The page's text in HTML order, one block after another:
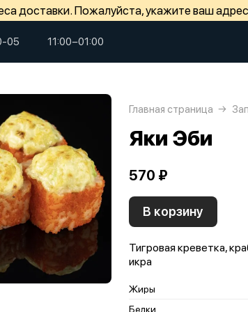
доставки. Пожалуйста, укажите ваш
05 11:00−01:00
Главная страница
Яки Эби
570 ₽
В корзину
Тигровая креветка,
икра
Жиры
Белки